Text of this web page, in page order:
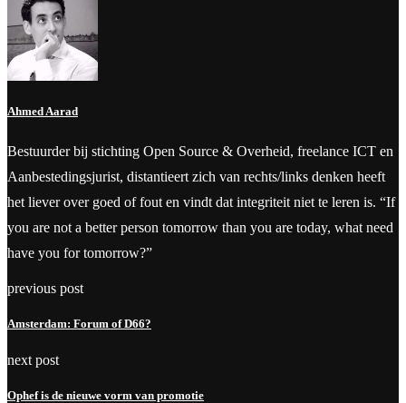
Ahmed Aarad
Bestuurder bij stichting Open Source & Overheid, freelance ICT en
Aanbestedingsjurist, distantieert zich van rechts/links denken heeft
het liever over goed of fout en vindt dat integriteit niet te leren is. “If
you are not a better person tomorrow than you are today, what need
have you for tomorrow?”
previous post
Amsterdam: Forum of D66?
next post
Ophef is de nieuwe vorm van promotie